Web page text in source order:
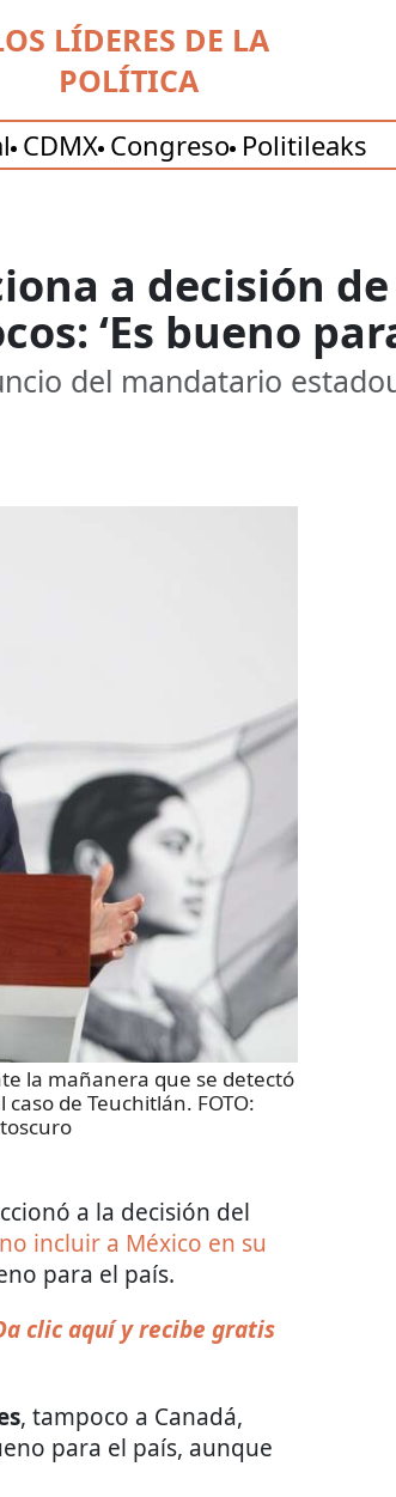
LÍDERES DE LA
POLÍTICA
CDMX Congreso Politileaks
a decisión
‘Es bueno
del mandatario
la mañanera que se detectó
de Teuchitlán. FOTO:
a la decisión del
no incluir a México en su
para el país.
clic aquí y recibe gratis
, tampoco a Canadá,
para el país, aunque